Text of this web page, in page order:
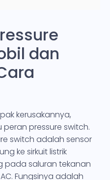
dan
kerusakannya,
pressure switch.
switch adalah sensor
ke sirkuit listrik
pada saluran tekanan
Fungsinya adalah